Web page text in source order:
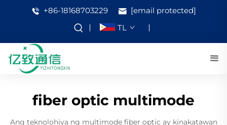
+86-18168703229
[email protected]
TL
fiber optic multimode
Ang teknolohiya ng multimode fiber optic ay kinakatawan